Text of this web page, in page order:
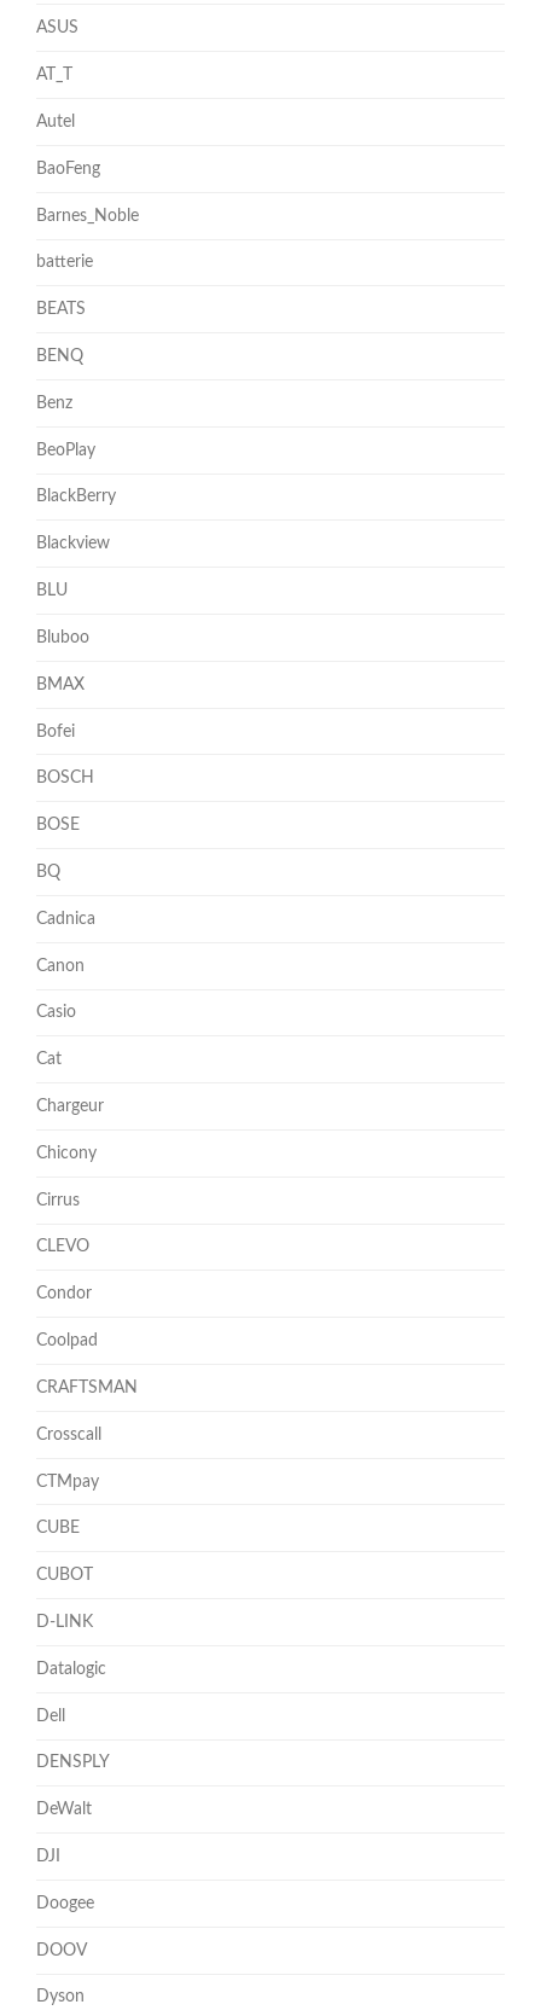
ASUS
AT_T
Autel
BaoFeng
Barnes_Noble
batterie
BEATS
BENQ
Benz
BeoPlay
BlackBerry
Blackview
BLU
Bluboo
BMAX
Bofei
BOSCH
BOSE
BQ
Cadnica
Canon
Casio
Cat
Chargeur
Chicony
Cirrus
CLEVO
Condor
Coolpad
CRAFTSMAN
Crosscall
CTMpay
CUBE
CUBOT
D-LINK
Datalogic
Dell
DENSPLY
DeWalt
DJI
Doogee
DOOV
Dyson